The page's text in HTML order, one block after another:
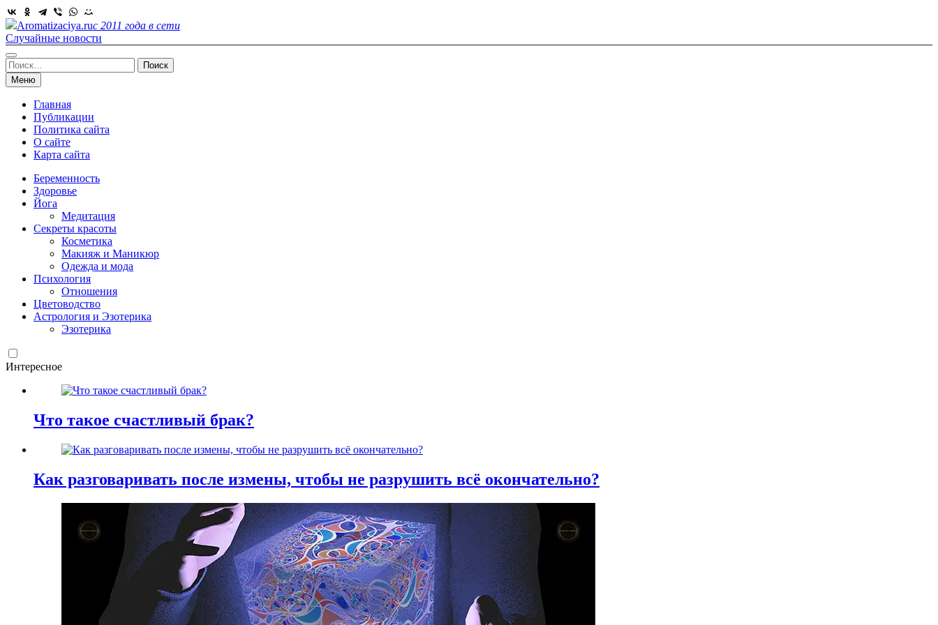
Skip
to
content
Aromatizaciya.ruс 2011 года в сети
Случайные новости
Найти:
Меню
Главная
Публикации
Политика сайта
О сайте
Карта сайта
Беременность
Здоровье
Йога
Медитация
Секреты красоты
Косметика
Макияж и Маникюр
Одежда и мода
Психология
Отношения
Цветоводство
Астрология и Эзотерика
Эзотерика
Интересное
Что такое счастливый брак?
Как разговаривать после измены, чтобы не разрушить всё окончательно?